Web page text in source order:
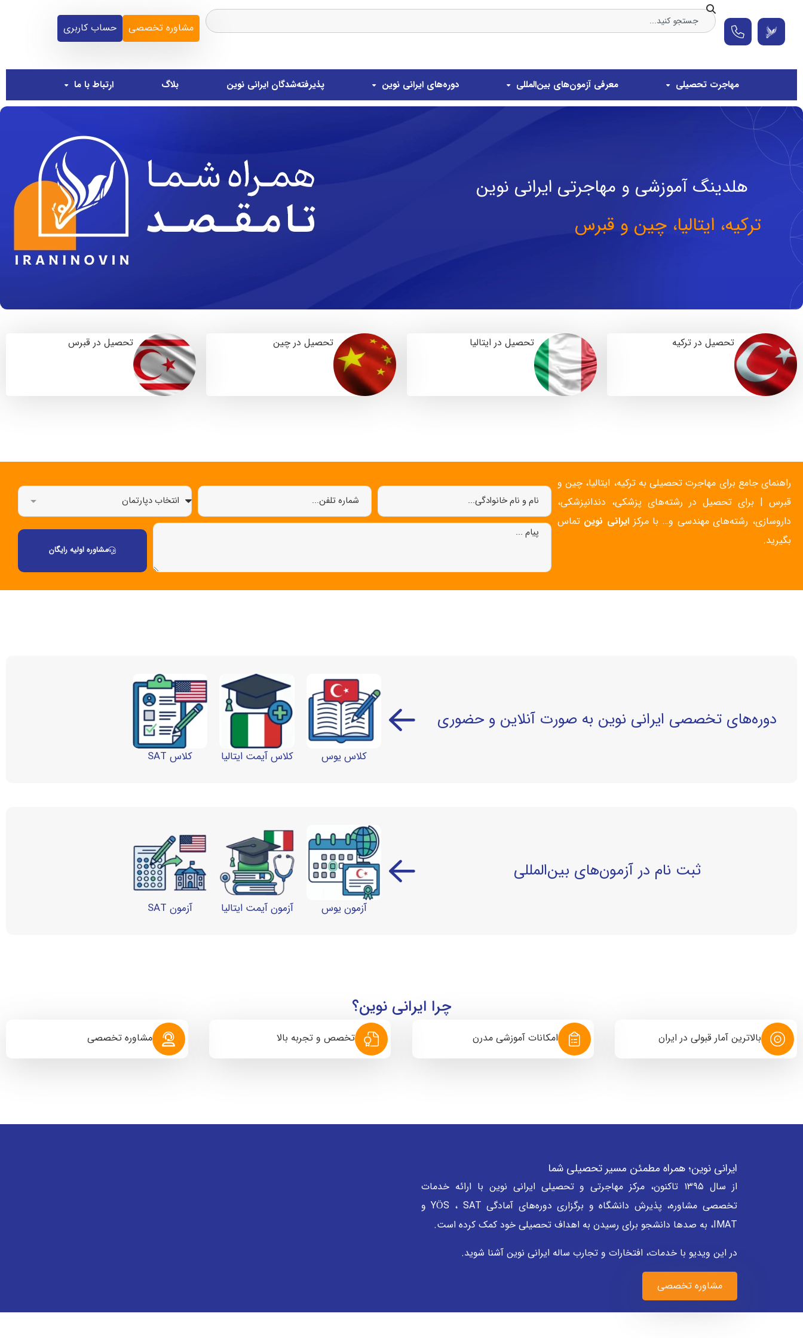
مشاوره تخصصی حساب کاربری
مهاجرت تحصیلی معرفی آزمون‌های بین‌المللی دوره‌های ایرانی نوین پذیرفته‌شدگان ایرانی نوین بلاگ ارتباط با ما
هلدینگ آموزشی و مهاجرتی ایرانی نوین
ترکیه، ایتالیا، چین و قبرس
تحصیل در ترکیه تحصیل در ایتالیا تحصیل در چین تحصیل در قبرس
راهنمای جامع برای مهاجرت تحصیلی به ترکیه، ایتالیا، چین و
قبرس | برای تحصیل در رشته‌های پزشکی، دندانپزشکی،
داروسازی، رشته‌های مهندسی و… با مرکز ایرانی نوین تماس
بگیرید.
مشاوره اولیه رایگان
دوره‌های تخصصی ایرانی نوین به صورت آنلاین و حضوری
کلاس یوس کلاس آیمت ایتالیا کلاس SAT
ثبت نام در آزمون‌های بین‌المللی
آزمون یوس آزمون آیمت ایتالیا آزمون SAT
چرا ایرانی نوین؟
بالاترین آمار قبولی در ایران امکانات آموزشی مدرن تخصص و تجربه بالا مشاوره تخصصی
ایرانی نوین؛ همراه مطمئن مسیر تحصیلی شما
از سال ۱۳۹۵ تاکنون، مرکز مهاجرتی و تحصیلی ایرانی نوین با ارائه خدمات
تخصصی مشاوره، پذیرش دانشگاه و برگزاری دوره‌های آمادگی YÖS ، SAT و
IMAT، به صدها دانشجو برای رسیدن به اهداف تحصیلی خود کمک کرده است.
در این ویدیو با خدمات، افتخارات و تجارب ساله ایرانی نوین آشنا شوید.
مشاوره تخصصی